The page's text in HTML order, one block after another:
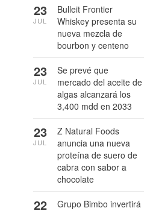
Bulleit Frontier
Whiskey presenta su
nueva mezcla de
bourbon y centeno
23
JUL
Se prevé que
mercado del aceite de
algas alcanzará los
3,400 mdd en 2033
23
JUL
Z Natural Foods
anuncia una nueva
proteína de suero de
cabra con sabor a
chocolate
23
JUL
Grupo Bimbo invertirá
22